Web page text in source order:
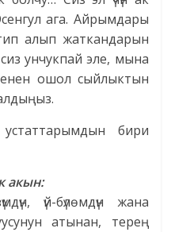
ага. Айрымдары
алып жаткандарын
сиз унчукпай эле, мына
ошол сыйлыктын
бири
акын:
үй-бүлөмдүн жана
атынан, терең